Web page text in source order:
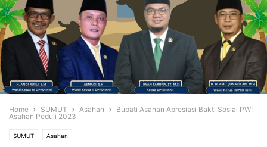
Home SUMUT Asahan
Bupati Asahan Apresiasi Bakti Sosial PWI
Asahan Peduli 2023
SUMUT Asahan